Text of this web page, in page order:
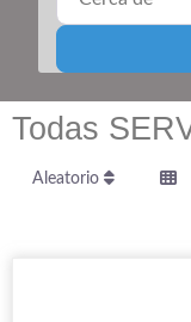
Todas
Aleatorio